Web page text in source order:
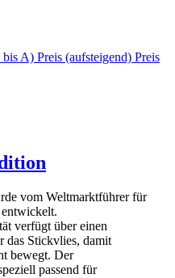
bis A) Preis (aufsteigend) Preis
vom Weltmarktführer für
verfügt über einen
das Stickvlies, damit
bewegt. Der
passend für